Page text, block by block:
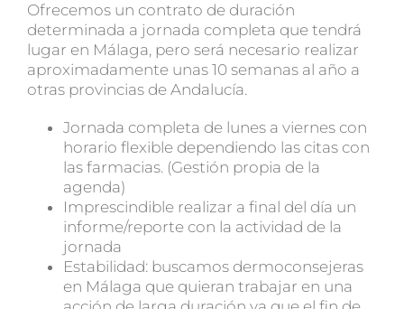
Ofrecemos un contrato de duración
determinada a jornada completa que tendrá
lugar en Málaga, pero será necesario realizar
aproximadamente unas 10 semanas al año a
otras provincias de Andalucía.
Jornada completa de lunes a viernes con
horario flexible dependiendo las citas con
las farmacias. (Gestión propia de la
agenda)
Imprescindible realizar a final del día un
informe/reporte con la actividad de la
jornada
Estabilidad: buscamos dermoconsejeras
en Málaga que quieran trabajar en una